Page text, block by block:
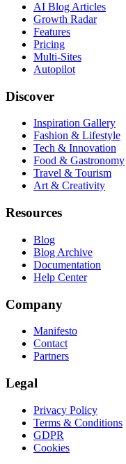
AI Blog Articles
Growth Radar
Features
Pricing
Multi-Sites
Autopilot
Discover
Inspiration Gallery
Fashion & Lifestyle
Tech & Innovation
Food & Gastronomy
Travel & Tourism
Art & Creativity
Resources
Blog
Blog Archive
Documentation
Help Center
Company
Manifesto
Contact
Partners
Legal
Privacy Policy
Terms & Conditions
GDPR
Cookies